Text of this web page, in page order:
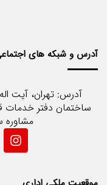
آدرس و شبکه های
آدرس: تهران، آیت
ساختمان دفتر خدمات قضایی، واحد
مشاوره سریع :